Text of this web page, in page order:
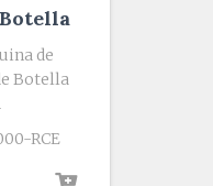
de
Botella
RCE